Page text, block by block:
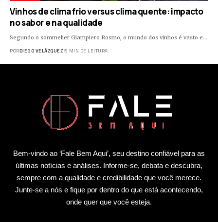
Vinhos de clima frio versus clima quente: impacto
no sabor e na qualidade
Segundo o sommelier Giampiero Rosmo, o mundo dos vinhos é vasto e…
PORDIEGO VELÁZQUEZ 5 MIN DE LEITURA
Bem-vindo ao ‘Fale Bem Aqui’, seu destino confiável para as
últimas notícias e análises. Informe-se, debata e descubra,
sempre com a qualidade e credibilidade que você merece.
Junte-se a nós e fique por dentro do que está acontecendo,
onde quer que você esteja.